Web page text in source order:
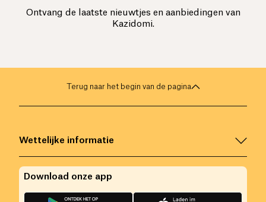
Ontvang de laatste nieuwtjes en aanbiedingen van
Kazidomi.
Terug naar het begin van de pagina
Wettelijke informatie
Download onze app